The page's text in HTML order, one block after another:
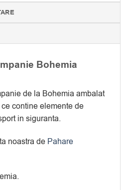
Bohemia
de la Bohemia ambalat
contine elemente de
in siguranta.
noastra de Pahare